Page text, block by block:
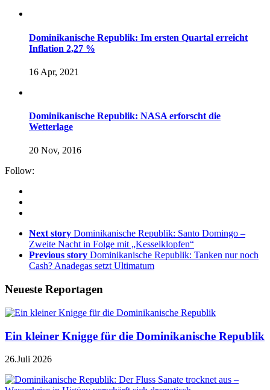
Dominikanische Republik: Im ersten Quartal erreicht
Inflation 2,27 %
16 Apr, 2021
Dominikanische Republik: NASA erforscht die
Wetterlage
20 Nov, 2016
Follow:
Next story Dominikanische Republik: Santo Domingo –
Zweite Nacht in Folge mit „Kesselklopfen“
Previous story Dominikanische Republik: Tanken nur noch
Cash? Anadegas setzt Ultimatum
Neueste Reportagen
Ein kleiner Knigge für die Dominikanische Republik
26.Juli 2026